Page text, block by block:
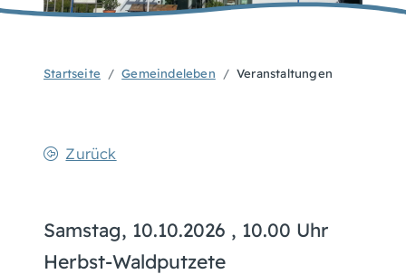
Startseite Gemeindeleben Veranstaltungen
Zurück
Samstag, 10.10.2026 , 10.00 Uhr
Herbst-Waldputzete